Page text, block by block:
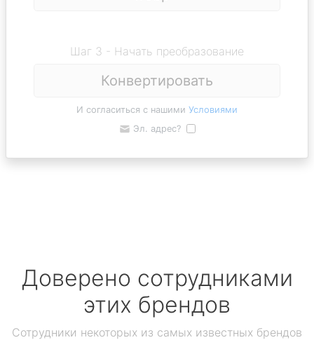
Шаг 3 - Начать преобразование
Конвертировать
И согласиться с нашими Условиями
Эл. адрес?
Доверено сотрудниками
этих брендов
Сотрудники некоторых из самых известных брендов